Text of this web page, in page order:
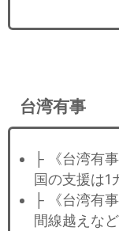
台湾有事
├ 《台湾有
国の支援は1
├ 《台湾有
間線越えな